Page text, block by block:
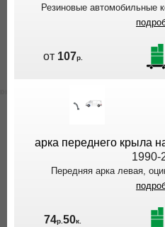
Резиновые автомобильные
от 107р.
арка переднего крыла
1990-
Передняя арка левая,
74р.50к.